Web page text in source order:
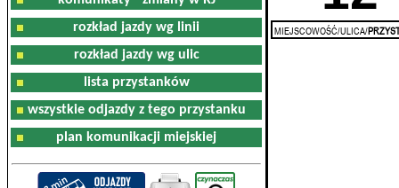
rozkład jazdy wg linii
rozkład jazdy wg ulic
lista przystanków
wszystkie odjazdy z tego przystanku
plan komunikacji miejskiej
MIEJSCOWOŚĆ/ULICA/